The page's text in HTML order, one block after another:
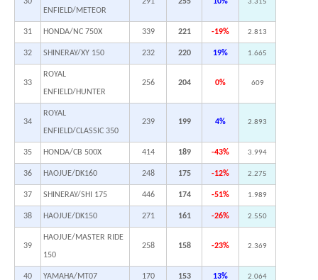
30
ENFIELD/METEOR
291 255 10% 3.315
31 HONDA/NC 750X 339 221 -19% 2.813
32 SHINERAY/XY 150 232 220 19% 1.665
33
ROYAL
ENFIELD/HUNTER
256 204 0% 609
34
ROYAL
ENFIELD/CLASSIC 350
239 199 4% 2.893
35 HONDA/CB 500X 414 189 -43% 3.994
36 HAOJUE/DK160 248 175 -12% 2.275
37 SHINERAY/SHI 175 446 174 -51% 1.989
38 HAOJUE/DK150 271 161 -26% 2.550
39
HAOJUE/MASTER RIDE
150
258 158 -23% 2.369
40 YAMAHA/MT07 170 153 13% 2.064